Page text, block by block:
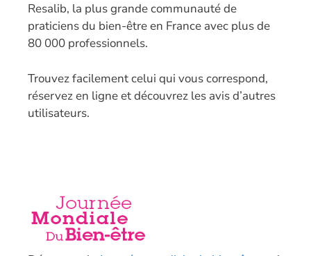
Resalib, la plus grande communauté de
praticiens du bien-être en France avec plus de
80 000 professionnels.
Trouvez facilement celui qui vous correspond,
réservez en ligne et découvrez les avis d’autres
utilisateurs.